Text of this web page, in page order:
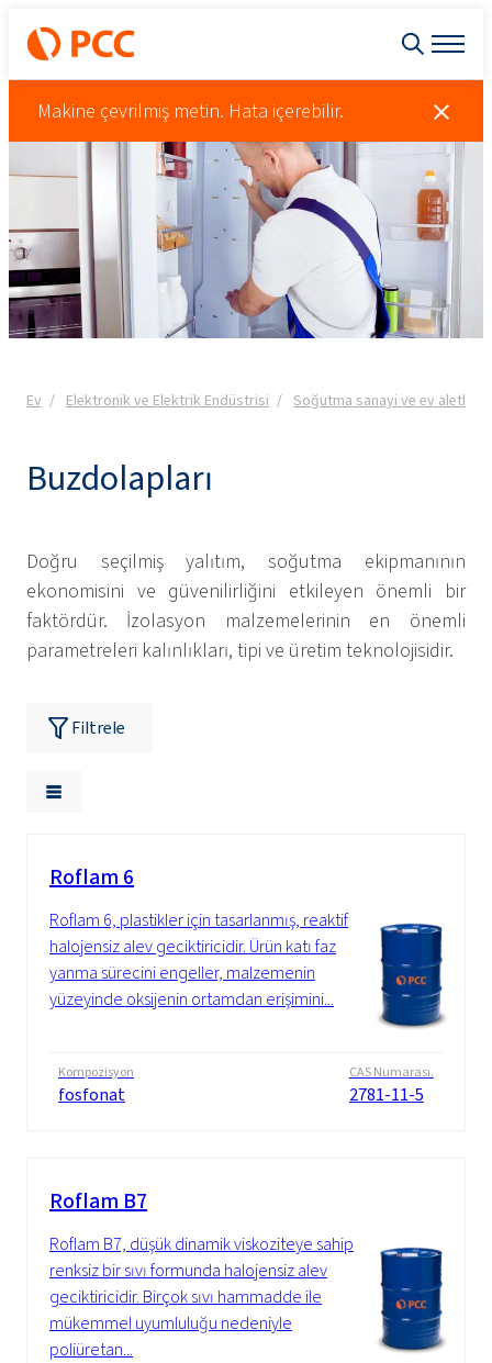
Makine çevrilmiş metin. Hata içerebilir.
Ev Elektronik ve Elektrik Endüstrisi Soğutma sanayi ve ev aletleri
Buzdolapları
Doğru seçilmiş yalıtım, soğutma ekipmanının
ekonomisini ve güvenilirliğini etkileyen önemli bir
faktördür. İzolasyon malzemelerinin en önemli
parametreleri kalınlıkları, tipi ve üretim teknolojisidir.
Filtrele
Roflam 6
Roflam 6, plastikler için tasarlanmış, reaktif
halojensiz alev geciktiricidir. Ürün katı faz
yanma sürecini engeller, malzemenin
yüzeyinde oksijenin ortamdan erişimini...
Kompozisyon
fosfonat
CAS Numarası.
2781-11-5
Roflam B7
Roflam B7, düşük dinamik viskoziteye sahip
renksiz bir sıvı formunda halojensiz alev
geciktiricidir. Birçok sıvı hammadde ile
mükemmel uyumluluğu nedeniyle
poliüretan...